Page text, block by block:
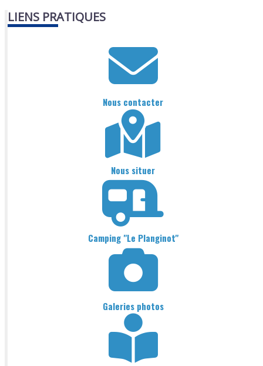
LIENS PRATIQUES
Nous contacter
Nous situer
Camping "Le Planginot"
Galeries photos